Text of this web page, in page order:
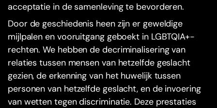
acceptatie in de samenleving te bevorderen.
Door de geschiedenis heen zijn er geweldige
mijlpalen en vooruitgang geboekt in LGBTQIA+-
rechten. We hebben de decriminalisering van
relaties tussen mensen van hetzelfde geslacht
gezien, de erkenning van het huwelijk tussen
personen van hetzelfde geslacht, en de invoering
van wetten tegen discriminatie. Deze prestaties